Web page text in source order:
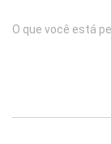
O que você está